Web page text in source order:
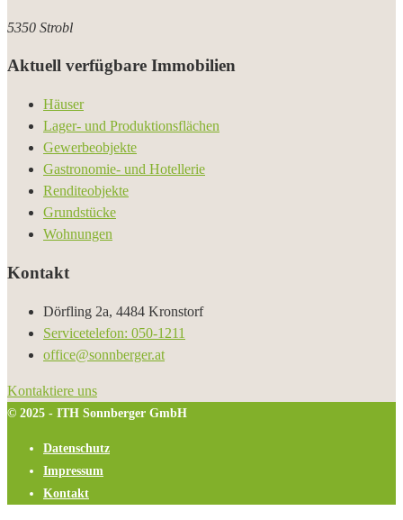
5350 Strobl
Aktuell verfügbare Immobilien
Häuser
Lager- und Produktionsflächen
Gewerbeobjekte
Gastronomie- und Hotellerie
Renditeobjekte
Grundstücke
Wohnungen
Kontakt
Dörfling 2a, 4484 Kronstorf
Servicetelefon: 050-1211
office@sonnberger.at
Kontaktiere uns
© 2025 - ITH Sonnberger GmbH
Datenschutz
Impressum
Kontakt